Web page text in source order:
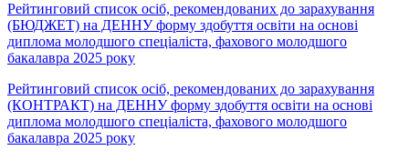
Рейтинговий список осіб, рекомендованих до зарахування
(БЮДЖЕТ) на ДЕННУ форму здобуття освіти на основі
диплома молодшого спеціаліста, фахового молодшого
бакалавра 2025 року
Рейтинговий список осіб, рекомендованих до зарахування
(КОНТРАКТ) на ДЕННУ форму здобуття освіти на основі
диплома молодшого спеціаліста, фахового молодшого
бакалавра 2025 року